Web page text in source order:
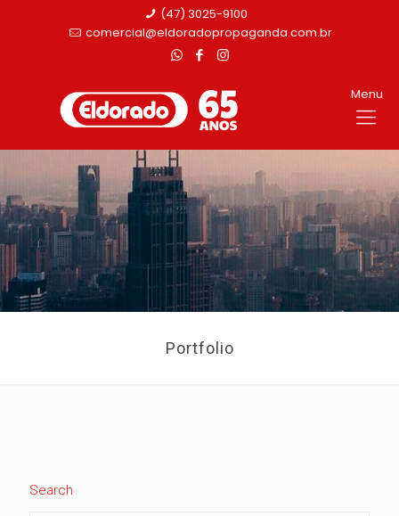
(47) 3025-9100
comercial@eldoradopropaganda.com.br
Menu
Portfolio
Search